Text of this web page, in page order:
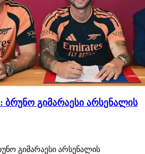
გიმარაესი არსენალის
გიმარაესი არსენალის